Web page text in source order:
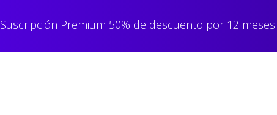
Suscripción Premium 50% de descuento por 12 meses.